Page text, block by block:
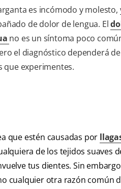
es incómodo y molesto,
de dolor de lengua. El
no es un síntoma poco
el diagnóstico dependerá
que experimentes.
que estén causadas por
de los tejidos suaves
tus dientes. Sin
cualquier otra razón común